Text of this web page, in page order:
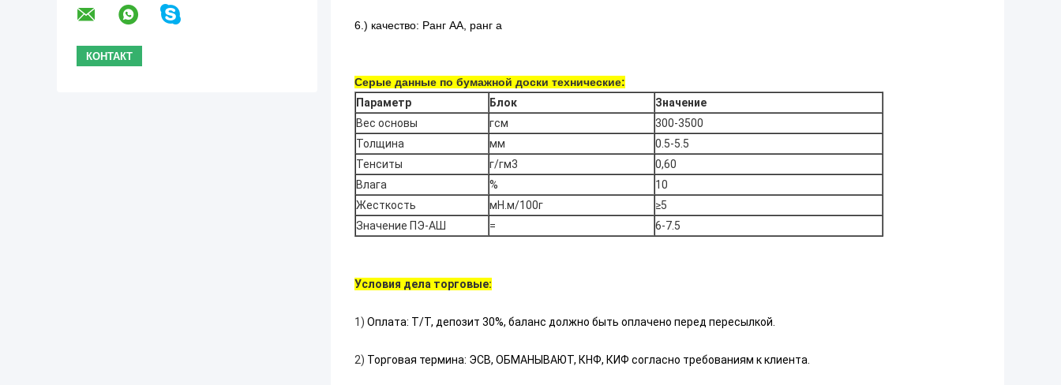
6.) качество: Ранг АА, ранг а
Серые данные по бумажной доски технические:
Параметр
Блок
Значение
Вес основы
гсм
300-3500
Толщина
мм
0.5-5.5
Тенситы
г/гм3
0,60
Влага
%
10
Жесткость
мН.м/100г
≥5
Значение ПЭ-АШ
= 6-7.5
Условия дела торговые:
1) Оплата: Т/Т, депозит 30%, баланс должно быть оплачено перед пересылкой.
2) Торговая термина: ЭСВ, ОБМАНЫВАЮТ, КНФ, КИФ согласно требованиям к клиента.